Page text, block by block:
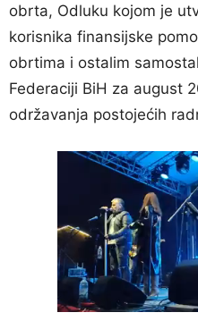
obrta, Odluku kojom je
korisnika finansijske
obrtima i ostalim
Federaciji BiH za august
održavanja postojećih